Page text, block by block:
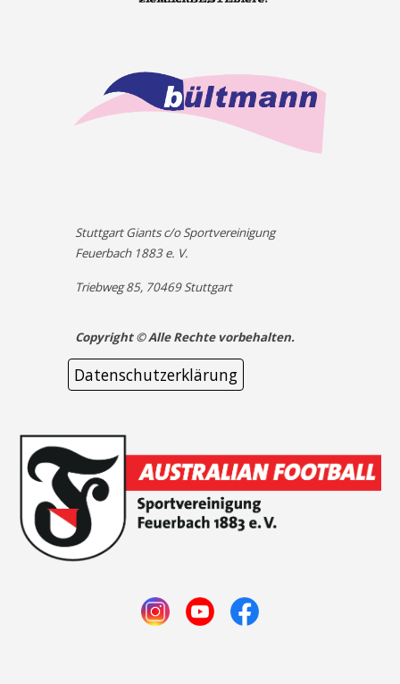
Stuttgart Giants c/o Sportvereinigung
Feuerbach 1883 e. V.
Triebweg 85, 70469 Stuttgart
Copyright © Alle Rechte vorbehalten.
Datenschutzerklärung